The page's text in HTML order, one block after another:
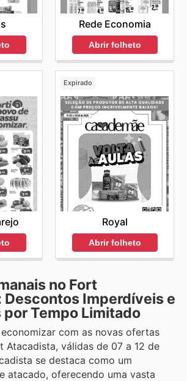
Rede Economia
Abrir folheto
Expirado
Royal
Abrir folheto
no Fort
Imperdíveis e
por Tempo Limitado
com as novas ofertas
Atacadista, válidas de 07 a 12 de
se destaca como um
atacado, oferecendo uma vasta